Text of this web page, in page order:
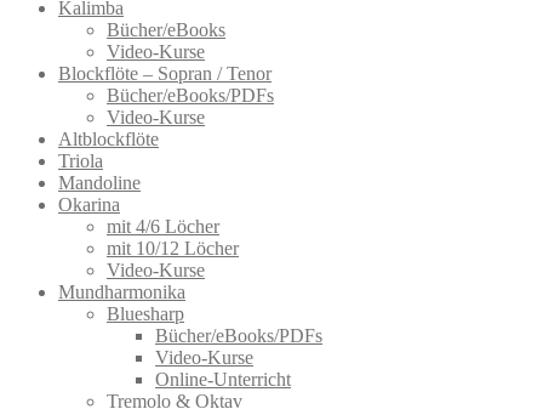
Kalimba
Bücher/eBooks
Video-Kurse
Blockflöte – Sopran / Tenor
Bücher/eBooks/PDFs
Video-Kurse
Altblockflöte
Triola
Mandoline
Okarina
mit 4/6 Löcher
mit 10/12 Löcher
Video-Kurse
Mundharmonika
Bluesharp
Bücher/eBooks/PDFs
Video-Kurse
Online-Unterricht
Tremolo & Oktav